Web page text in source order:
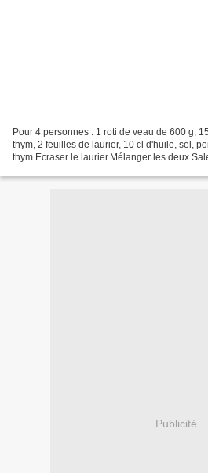
Pour 4 personnes : 1 roti de veau de 600 g,
thym, 2 feuilles de laurier, 10 cl d'huile, sel,
thym.Ecraser le laurier.Mélanger les
Publicité